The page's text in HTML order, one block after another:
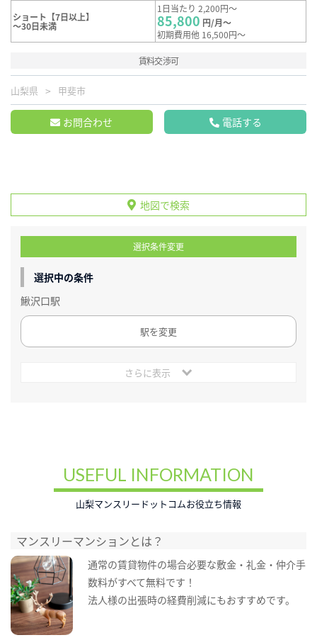
ショート【7日以上】
～30日未満
1日当たり 2,200円～
85,800 円/月～
初期費用他 16,500円～
賃料交渉可
山梨県 甲斐市
お問合わせ 電話する
地図で検索
選択条件変更
選択中の条件
鰍沢口駅
駅を変更
さらに表示
USEFUL INFORMATION
山梨マンスリードットコムお役立ち情報
マンスリーマンションとは？
通常の賃貸物件の場合必要な敷金・礼金・仲介手
数料がすべて無料です！
法人様の出張時の経費削減にもおすすめです。